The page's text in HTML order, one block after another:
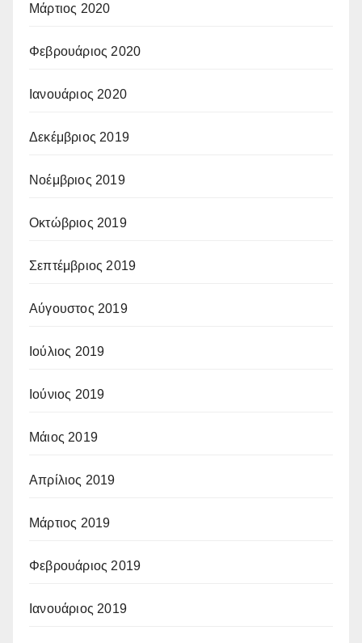
Μάρτιος 2020
Φεβρουάριος 2020
Ιανουάριος 2020
Δεκέμβριος 2019
Νοέμβριος 2019
Οκτώβριος 2019
Σεπτέμβριος 2019
Αύγουστος 2019
Ιούλιος 2019
Ιούνιος 2019
Μάιος 2019
Απρίλιος 2019
Μάρτιος 2019
Φεβρουάριος 2019
Ιανουάριος 2019